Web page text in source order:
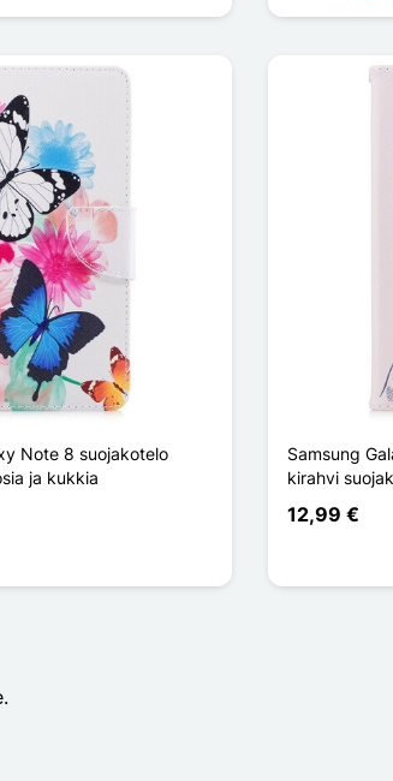
Note 8 suojakotelo
ja kukkia
Samsung
kirahvi
12,99 €